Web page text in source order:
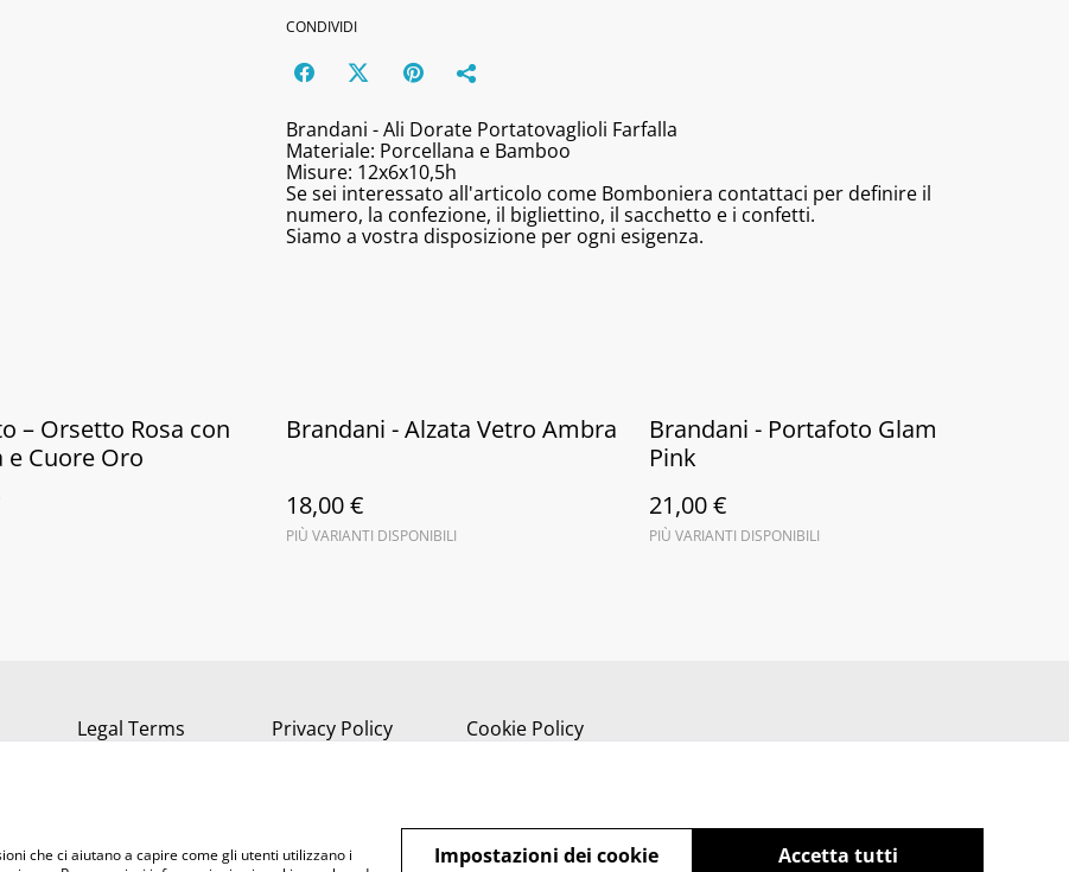
CONDIVIDI
Brandani - Ali Dorate Portatovaglioli Farfalla
Materiale: Porcellana e Bamboo
Misure: 12x6x10,5h
Se sei interessato all'articolo come Bomboniera contattaci per definire il
numero, la confezione, il bigliettino, il sacchetto e i confetti.
Siamo a vostra disposizione per ogni esigenza.
– Orsetto Rosa con
e Cuore Oro
Brandani - Alzata Vetro Ambra
18,00 €
PIÙ VARIANTI DISPONIBILI
Brandani - Portafoto Glam
Pink
21,00 €
PIÙ VARIANTI DISPONIBILI
Legal Terms Privacy Policy Cookie Policy
che ci aiutano a capire come gli utenti utilizzano i
Accetta tutti
Impostazioni dei cookie